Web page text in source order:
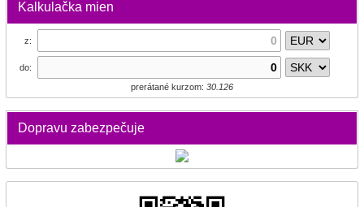
Kalkulačka mien
z:
do:
prerátané kurzom: 30.126
Dopravu zabezpečuje